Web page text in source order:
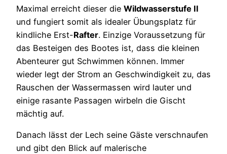
Maximal erreicht dieser die Wildwasserstufe II
und fungiert somit als idealer Übungsplatz für
kindliche Erst-Rafter. Einzige Voraussetzung für
das Besteigen des Bootes ist, dass die kleinen
Abenteurer gut Schwimmen können. Immer
wieder legt der Strom an Geschwindigkeit zu, das
Rauschen der Wassermassen wird lauter und
einige rasante Passagen wirbeln die Gischt
mächtig auf.
Danach lässt der Lech seine Gäste verschnaufen
und gibt den Blick auf malerische